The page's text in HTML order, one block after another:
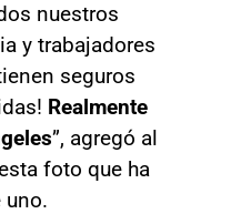
nuestros
y trabajadores
seguros
Realmente
”, agregó al
foto que ha